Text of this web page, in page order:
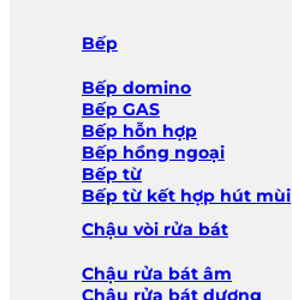
Bếp
Bếp domino
Bếp GAS
Bếp hỗn hợp
Bếp hồng ngoại
Bếp từ
Bếp từ kết hợp hút mùi
Chậu vòi rửa bát
Chậu rửa bát âm
Chậu rửa bát dương